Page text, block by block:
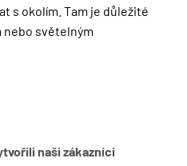
s okolím. Tam je důležité
nebo světelným
naši zákazníci